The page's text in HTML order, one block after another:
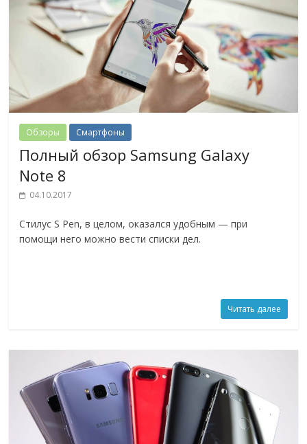
Обзоры Смартфоны
Полный обзор Samsung Galaxy
Note 8
04.10.2017
Стилус S Pen, в целом, оказался удобным — при
помощи него можно вести списки дел.
Читать далее